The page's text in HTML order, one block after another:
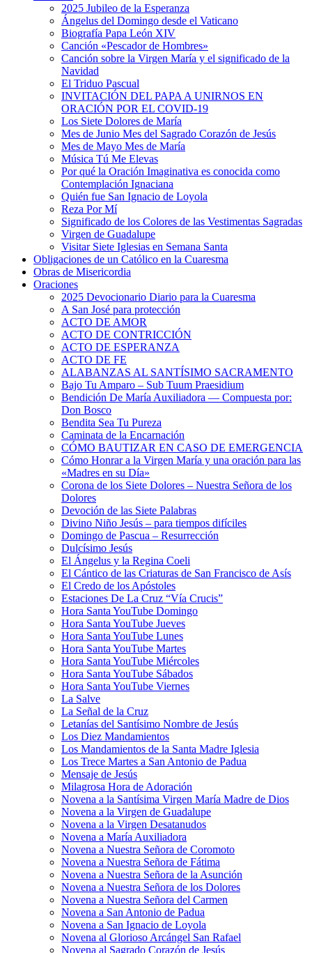
2025 Jubileo de la Esperanza
Ángelus del Domingo desde el Vaticano
Biografía Papa León XIV
Canción «Pescador de Hombres»
Canción sobre la Virgen María y el significado de la
Navidad
El Triduo Pascual
INVITACIÓN DEL PAPA A UNIRNOS EN
ORACIÓN POR EL COVID-19
Los Siete Dolores de María
Mes de Junio Mes del Sagrado Corazón de Jesús
Mes de Mayo Mes de María
Música Tú Me Elevas
Por qué la Oración Imaginativa es conocida como
Contemplación Ignaciana
Quién fue San Ignacio de Loyola
Reza Por Mí
Significado de los Colores de las Vestimentas Sagradas
Virgen de Guadalupe
Visitar Siete Iglesias en Semana Santa
Obligaciones de un Católico en la Cuaresma
Obras de Misericordia
Oraciones
2025 Devocionario Diario para la Cuaresma
A San José para protección
ACTO DE AMOR
ACTO DE CONTRICCIÓN
ACTO DE ESPERANZA
ACTO DE FE
ALABANZAS AL SANTÍSIMO SACRAMENTO
Bajo Tu Amparo – Sub Tuum Praesidium
Bendición De María Auxiliadora — Compuesta por:
Don Bosco
Bendita Sea Tu Pureza
Caminata de la Encarnación
CÓMO BAUTIZAR EN CASO DE EMERGENCIA
Cómo Honrar a la Virgen María y una oración para las
«Madres en su Día»
Corona de los Siete Dolores – Nuestra Señora de los
Dolores
Devoción de las Siete Palabras
Divino Niño Jesús – para tiempos difíciles
Domingo de Pascua – Resurrección
Dulcísimo Jesús
El Ángelus y la Regina Coeli
El Cántico de las Criaturas de San Francisco de Asís
El Credo de los Apóstoles
Estaciones De La Cruz “Vía Crucis”
Hora Santa YouTube Domingo
Hora Santa YouTube Jueves
Hora Santa YouTube Lunes
Hora Santa YouTube Martes
Hora Santa YouTube Miércoles
Hora Santa YouTube Sábados
Hora Santa YouTube Viernes
La Salve
La Señal de la Cruz
Letanías del Santísimo Nombre de Jesús
Los Diez Mandamientos
Los Mandamientos de la Santa Madre Iglesia
Los Trece Martes a San Antonio de Padua
Mensaje de Jesús
Milagrosa Hora de Adoración
Novena a la Santísima Virgen María Madre de Dios
Novena a la Virgen de Guadalupe
Novena a la Virgen Desatanudos
Novena a María Auxiliadora
Novena a Nuestra Señora de Coromoto
Novena a Nuestra Señora de Fátima
Novena a Nuestra Señora de la Asunción
Novena a Nuestra Señora de los Dolores
Novena a Nuestra Señora del Carmen
Novena a San Antonio de Padua
Novena a San Ignacio de Loyola
Novena al Glorioso Arcángel San Rafael
Novena al Sagrado Corazón de Jesús